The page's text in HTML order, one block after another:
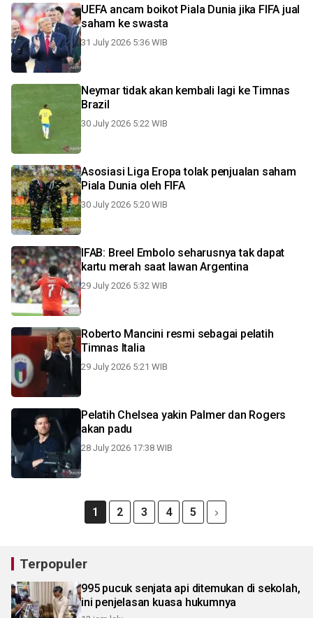
UEFA ancam boikot Piala Dunia jika FIFA jual
saham ke swasta
31 July 2026 5:36 WIB
Neymar tidak akan kembali lagi ke Timnas
Brazil
30 July 2026 5:22 WIB
Asosiasi Liga Eropa tolak penjualan saham
Piala Dunia oleh FIFA
30 July 2026 5:20 WIB
IFAB: Breel Embolo seharusnya tak dapat
kartu merah saat lawan Argentina
29 July 2026 5:32 WIB
Roberto Mancini resmi sebagai pelatih
Timnas Italia
29 July 2026 5:21 WIB
Pelatih Chelsea yakin Palmer dan Rogers
akan padu
28 July 2026 17:38 WIB
1 2 3 4 5
Terpopuler
995 pucuk senjata api ditemukan di sekolah,
ini penjelasan kuasa hukumnya